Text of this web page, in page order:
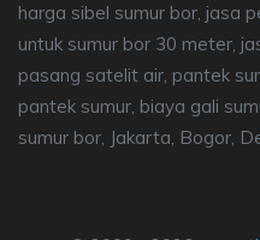
harga sibel sumur bor, jasa
untuk sumur bor 30 meter,
pasang satelit air, pantek
pantek sumur, biaya gali
sumur bor, Jakarta, Bogor,